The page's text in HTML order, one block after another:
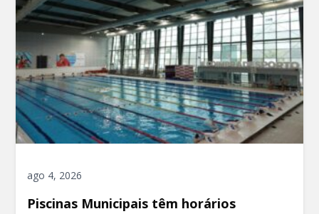
ago 4, 2026
Piscinas Municipais têm horários